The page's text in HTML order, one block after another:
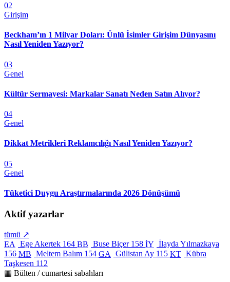
02
Girişim
Beckham’ın 1 Milyar Doları: Ünlü İsimler Girişim Dünyasını
Nasıl Yeniden Yazıyor?
03
Genel
Kültür Sermayesi: Markalar Sanatı Neden Satın Alıyor?
04
Genel
Dikkat Metrikleri Reklamcılığı Nasıl Yeniden Yazıyor?
05
Genel
Tüketici Duygu Araştırmalarında 2026 Dönüşümü
Aktif yazarlar
tümü ↗
EA
Ege Akertek 164 BB Buse Biçer 158 İY İlayda Yılmazkaya
156 MB Meltem Balım 154 GA Gülistan Ay 115 KT Kübra
Taşkesen 112
▦ Bülten / cumartesi sabahları